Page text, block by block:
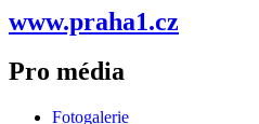
www.praha1.cz
Pro média
Fotogalerie